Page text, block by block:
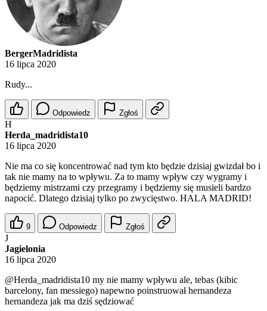
BergerMadridista
16 lipca 2020
Rudy...
Odpowiedz Zgłoś
H
Herda_madridista10
16 lipca 2020
Nie ma co się koncentrować nad tym kto będzie dzisiaj gwizdał bo i
tak nie mamy na to wpływu. Za to mamy wpływ czy wygramy i
będziemy mistrzami czy przegramy i będziemy się musieli bardzo
napocić. Dlatego dzisiaj tylko po zwycięstwo. HALA MADRID!
9 Odpowiedz Zgłoś
J
Jagielonia
16 lipca 2020
@Herda_madridista10 my nie mamy wpływu ale, tebas (kibic
barcelony, fan messiego) napewno poinstruował hernandeza
hernandeza jak ma dziś sędziować